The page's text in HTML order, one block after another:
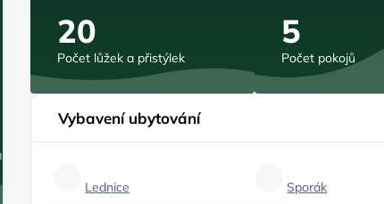
s
20
Počet lůžek a přistýlek
5
Počet pokojů
Vybavení ubytování
Lednice Sporák